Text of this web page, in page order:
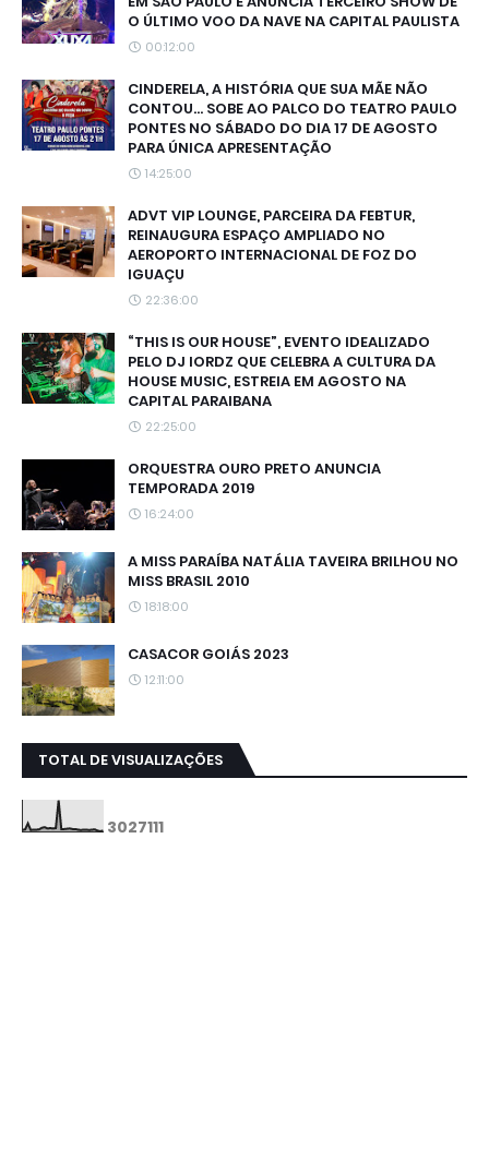
O ÚLTIMO VOO DA NAVE NA CAPITAL PAULISTA
00:12:00
CINDERELA, A HISTÓRIA QUE SUA MÃE NÃO
CONTOU... SOBE AO PALCO DO TEATRO PAULO
PONTES NO SÁBADO DO DIA 17 DE AGOSTO
PARA ÚNICA APRESENTAÇÃO
14:25:00
ADVT VIP LOUNGE, PARCEIRA DA FEBTUR,
REINAUGURA ESPAÇO AMPLIADO NO
AEROPORTO INTERNACIONAL DE FOZ DO
IGUAÇU
22:36:00
“THIS IS OUR HOUSE”, EVENTO IDEALIZADO
PELO DJ IORDZ QUE CELEBRA A CULTURA DA
HOUSE MUSIC, ESTREIA EM AGOSTO NA
CAPITAL PARAIBANA
22:25:00
ORQUESTRA OURO PRETO ANUNCIA
TEMPORADA 2019
16:24:00
A MISS PARAÍBA NATÁLIA TAVEIRA BRILHOU NO
MISS BRASIL 2010
18:18:00
CASACOR GOIÁS 2023
12:11:00
TOTAL DE VISUALIZAÇÕES
3027111